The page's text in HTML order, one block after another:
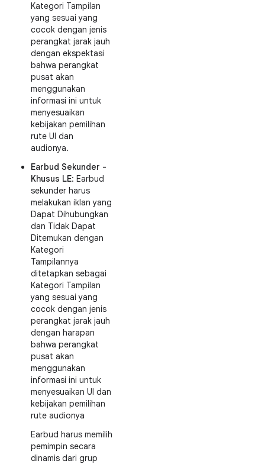
Kategori Tampilan
yang sesuai yang
cocok dengan jenis
perangkat jarak jauh
dengan ekspektasi
bahwa perangkat
pusat akan
menggunakan
informasi ini untuk
menyesuaikan
kebijakan pemilihan
rute UI dan
audionya.
Earbud Sekunder -
Khusus LE: Earbud
sekunder harus
melakukan iklan yang
Dapat Dihubungkan
dan Tidak Dapat
Ditemukan dengan
Kategori
Tampilannya
ditetapkan sebagai
Kategori Tampilan
yang sesuai yang
cocok dengan jenis
perangkat jarak jauh
dengan harapan
bahwa perangkat
pusat akan
menggunakan
informasi ini untuk
menyesuaikan UI dan
kebijakan pemilihan
rute audionya
Earbud harus memilih
pemimpin secara
dinamis dari grup